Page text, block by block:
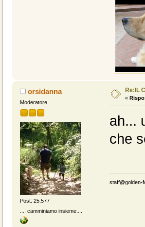
orsidanna
Moderatore
Post: 25.577
.... camminiamo insieme....
Re:IL
«
ah...
che
staff@golden-